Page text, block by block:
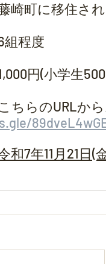
者		：藤崎町に
：6組程度
費		：1,000円(小
〆切	：令和7年11月21